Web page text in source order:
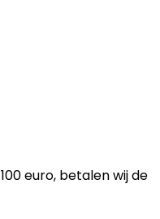
euro, betalen wij de